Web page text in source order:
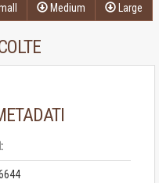
Medium Large